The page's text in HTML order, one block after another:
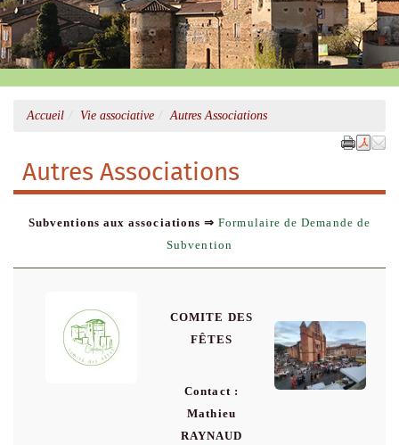
Accueil Vie associative Autres Associations
Autres Associations
Subventions aux associations⇒Formulaire de Demande de
Subvention
COMITE DES
FÊTES
Contact :
Mathieu
RAYNAUD